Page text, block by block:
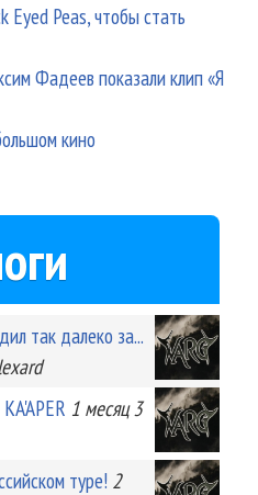
Eyed Peas, чтобы стать
Фадеев показали клип «Я
кино
так далеко за...
1 месяц 3
туре! 2